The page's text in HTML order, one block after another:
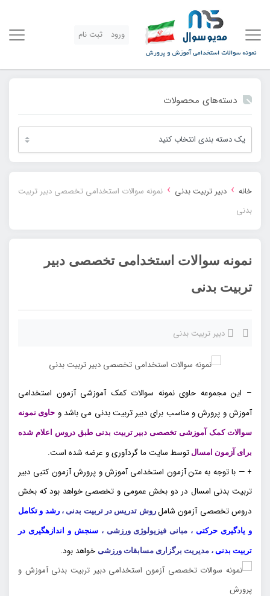
ورود ثبت نام
دسته‌های محصولات
خانه › دبیر تربیت بدنی › نمونه سوالات استخدامی تخصصی دبیر تربیت
بدنی
نمونه سوالات استخدامی تخصصی دبیر
تربیت بدنی
دبیر تربیت بدنی
– این مجموعه حاوی نمونه سوالات کمک آموزشی آزمون استخدامی
آموزش و پرورش و مناسب برای دبیر تربیت بدنی می باشد و حاوی نمونه
سوالات کمک آموزشی تخصصی دبیر تربیت بدنی طبق دروس اعلام شده
برای آزمون امسال توسط سایت ماگردآوری و عرضه شده است.
+ — با توجه به متن آزمون استخدامی آموزش و پرورش آزمون کتبی دبیر
تربیت بدنی امسال در دو بخش عمومی و تخصصی خواهد بود که بخش
دروس تخصصی آزمون شامل روش تدریس در تربیت بدنی ،رشد و تکامل
و یادگیری حرکتی، مبانی فیزیولوژی ورزشی ،سنجش و اندازهگیری در
تربیت بدنی ، مدیریت برگزاری مسابقات ورزشی خواهد بود.